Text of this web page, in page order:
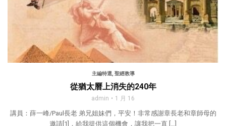
主編特選, 聖經教導
從猶太曆上消失的240年
admin 1 月 16
講員：薛一峰/Paul長老 弟兄姐妹們，平安！非常感謝章長老和章師母的
邀請[1]，給我提供這個機會，讓我把一直 […]